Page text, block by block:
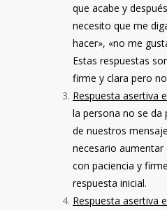
que acabe y
necesito que me
hacer», «no me
Estas respuestas
firme y clara pero
Respuesta asertiva
la persona no se da
de nuestros
necesario
con paciencia y
respuesta inicial.
Respuesta asertiva